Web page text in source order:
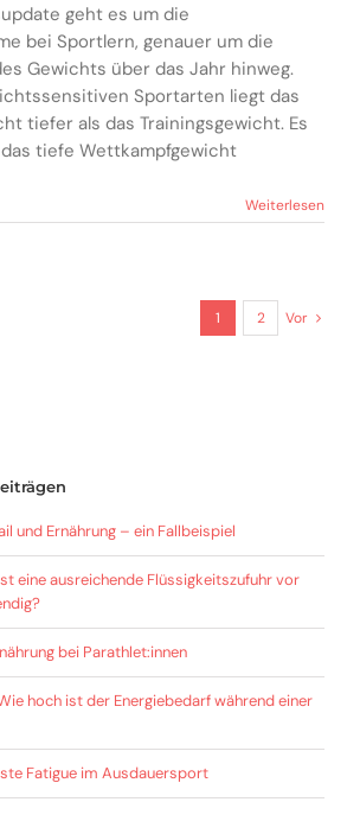
geht es um die
bei Sportlern, genauer um die
Gewichts über das Jahr hinweg.
Sportarten liegt das
tiefer als das Trainingsgewicht. Es
tiefe Wettkampfgewicht
Weiterlesen
1 2 Vor
und Ernährung – ein Fallbeispiel
eine ausreichende Flüssigkeitszufuhr vor
bei Parathlet:innen
hoch ist der Energiebedarf während einer
Fatigue im Ausdauersport